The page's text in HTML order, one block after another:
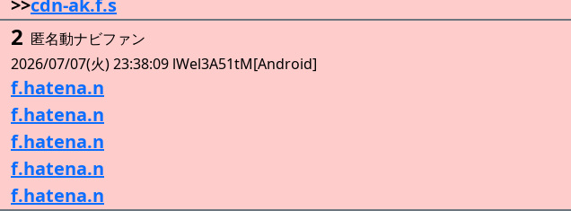
>>cdn-ak.f.s
2 匿名動ナビファン
2026/07/07(火) 23:38:09 lWel3A51tM[Android]
f.hatena.n
f.hatena.n
f.hatena.n
f.hatena.n
f.hatena.n